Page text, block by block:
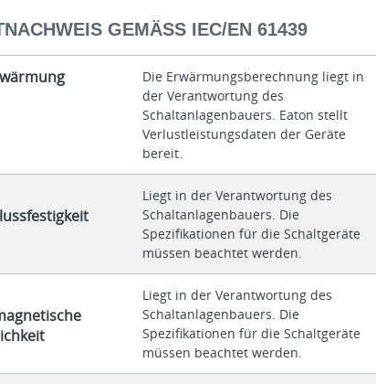
GEMÄSS IEC/EN 61439
Die Erwärmungsberechnung liegt in
der Verantwortung des
Schaltanlagenbauers. Eaton stellt
Verlustleistungsdaten der Geräte
bereit.
Liegt in der Verantwortung des
Schaltanlagenbauers. Die
Spezifikationen für die Schaltgeräte
müssen beachtet werden.
Liegt in der Verantwortung des
Schaltanlagenbauers. Die
Spezifikationen für die Schaltgeräte
müssen beachtet werden.